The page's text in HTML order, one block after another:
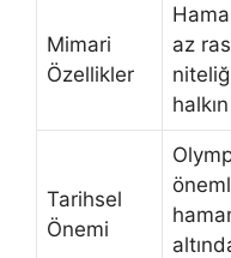
Mimari
Özellikler
az
Tarihsel
Önemi